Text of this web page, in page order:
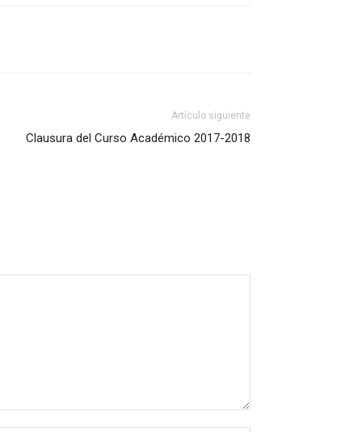
Artículo siguiente
Clausura del Curso Académico 2017-2018